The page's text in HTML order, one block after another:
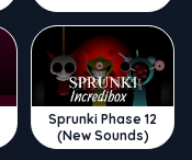
Sprunki Phase 12
(New Sounds)